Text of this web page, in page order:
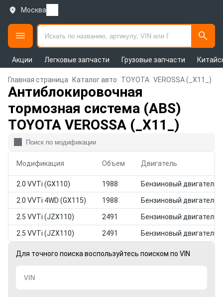
Москва
Акции Легковые запчасти Грузовые запчасти
Главная страница Каталог авто TOYOTA VEROSSA (_X11_)
Антиблокировочная
тормозная система (ABS)
TOYOTA VEROSSA (_X11_)
Модификация Объем Двигатель
2.0 VVTi (GX110) 1988 Бензиновый двигатель
2.0 VVTi 4WD (GX115) 1988 Бензиновый двигатель
2.5 VVTi (JZX110) 2491 Бензиновый двигатель
2.5 VVTi (JZX110) 2491 Бензиновый двигатель
Для точного поиска воспользуйтесь поиском по VIN